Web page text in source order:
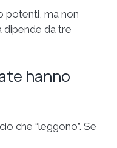
potenti, ma non
dipende da tre
hanno
che “leggono”. Se